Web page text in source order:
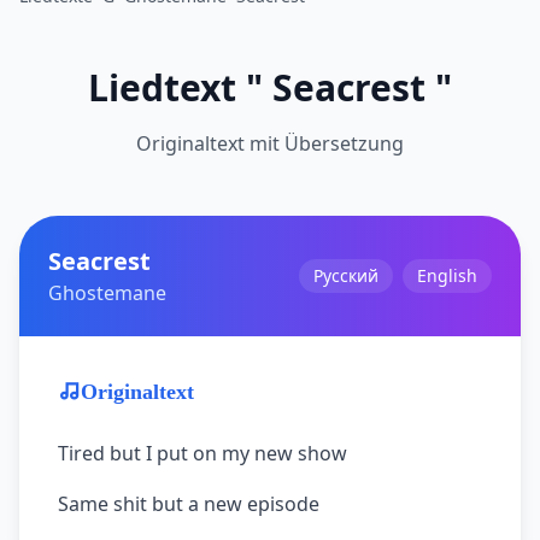
Liedtext " Seacrest "
Originaltext mit Übersetzung
Seacrest
Ghostemane
Русский English
Originaltext
Tired but I put on my new show
Same shit but a new episode